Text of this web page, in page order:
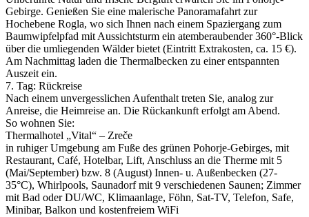
Gebirge. Genießen Sie eine malerische Panoramafahrt zur
Hochebene Rogla, wo sich Ihnen nach einem Spaziergang zum
Baumwipfelpfad mit Aussichtsturm ein atemberaubender 360°-Blick
über die umliegenden Wälder bietet (Eintritt Extrakosten, ca. 15 €).
Am Nachmittag laden die Thermalbecken zu einer entspannten
Auszeit ein.
7. Tag: Rückreise
Nach einem unvergesslichen Aufenthalt treten Sie, analog zur
Anreise, die Heimreise an. Die Rückankunft erfolgt am Abend.
So wohnen Sie:
Thermalhotel „Vital“ – Zreče
in ruhiger Umgebung am Fuße des grünen Pohorje-Gebirges, mit
Restaurant, Café, Hotelbar, Lift, Anschluss an die Therme mit 5
(Mai/­September) bzw. 8 (August) Innen- u. Außenbecken (27-
35°C), Whirlpools, Saunadorf mit 9 verschiedenen Saunen; Zimmer
mit Bad oder DU/­WC, Klimaanlage, Föhn, Sat-TV, Telefon, Safe,
Minibar, Balkon und kostenfreiem WiFi